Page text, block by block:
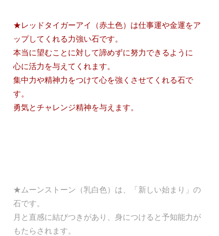
★レッドタイガーアイ（赤土色）は仕事運や金運をア
ップしてくれる力強い石です。
本当に望むことに対して諦めずに努力できるように
心に活力を与えてくれます。
集中力や精神力をつけて心を強くさせてくれる石で
す。
勇気とチャレンジ精神を与えます。
★ムーンストーン（乳白色）は、「新しい始まり」の
石です。
月と直感に結びつきがあり、身につけると予知能力が
もたらされます。